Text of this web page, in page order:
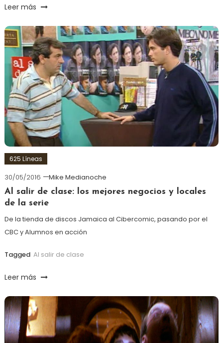
Leer más
625 Líneas
30/05/2016
Mike Medianoche
Al salir de clase: los mejores negocios y locales
de la serie
De la tienda de discos Jamaica al Cibercomic, pasando por el
CBC y Alumnos en acción
Tagged Al salir de clase
Leer más